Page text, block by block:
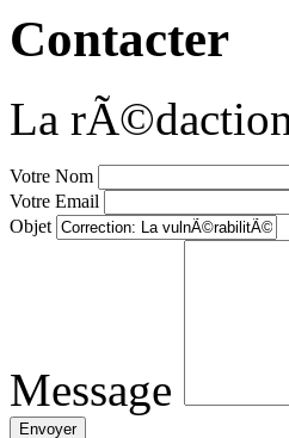
Contacter
La
Votre Nom
Votre Email
Objet
Message